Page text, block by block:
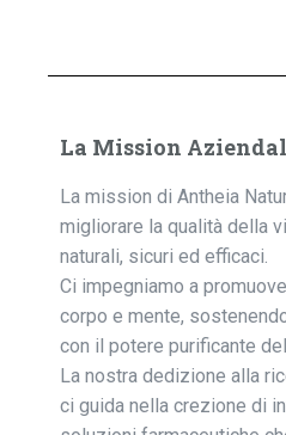
La Mission
La mission di Antheia
migliorare la qualità della
naturali, sicuri ed efficaci.
Ci impegniamo a
corpo e mente,
con il potere purificante
La nostra dedizione alla
ci guida nella crezione di